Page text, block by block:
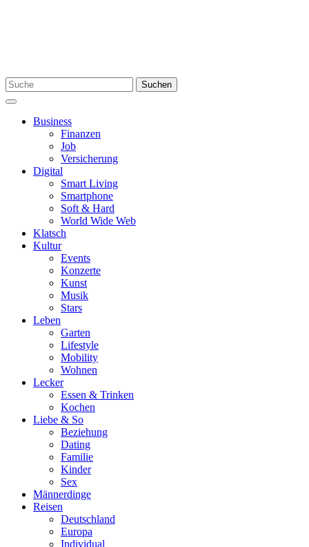
Search
for:
Suchen
Menu
Business
Finanzen
Job
Versicherung
Digital
Smart Living
Smartphone
Soft & Hard
World Wide Web
Klatsch
Kultur
Events
Konzerte
Kunst
Musik
Stars
Leben
Garten
Lifestyle
Mobility
Wohnen
Lecker
Essen & Trinken
Kochen
Liebe & So
Beziehung
Dating
Familie
Kinder
Sex
Männerdinge
Reisen
Deutschland
Europa
Individual